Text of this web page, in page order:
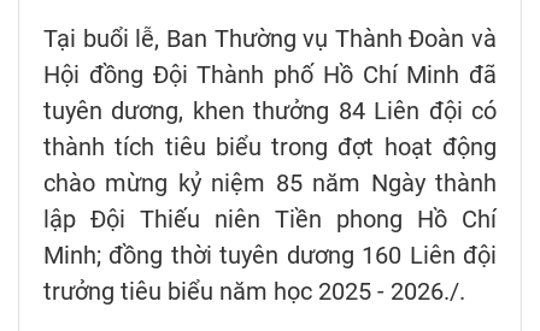
Tại buổi lễ, Ban Thường vụ Thành Đoàn và
Hội đồng Đội Thành phố Hồ Chí Minh đã
tuyên dương, khen thưởng 84 Liên đội có
thành tích tiêu biểu trong đợt hoạt động
chào mừng kỷ niệm 85 năm Ngày thành
lập Đội Thiếu niên Tiền phong Hồ Chí
Minh; đồng thời tuyên dương 160 Liên đội
trưởng tiêu biểu năm học 2025 - 2026./.